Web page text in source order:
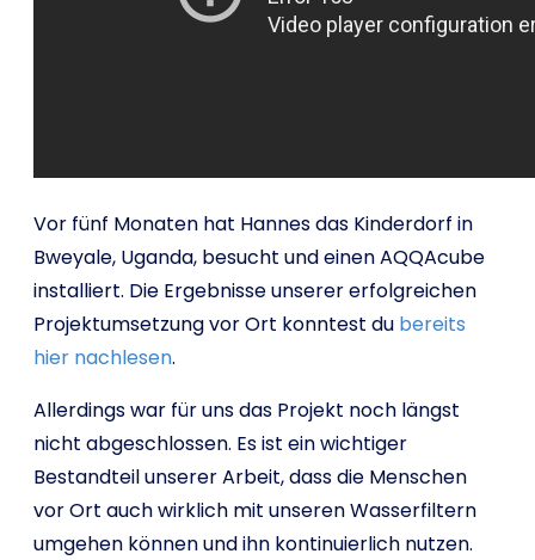
Vor fünf Monaten hat Hannes das Kinderdorf in
Bweyale, Uganda, besucht und einen AQQAcube
installiert. Die Ergebnisse unserer erfolgreichen
Projektumsetzung vor Ort konntest du bereits
hier nachlesen.
Allerdings war für uns das Projekt noch längst
nicht abgeschlossen. Es ist ein wichtiger
Bestandteil unserer Arbeit, dass die Menschen
vor Ort auch wirklich mit unseren Wasserfiltern
umgehen können und ihn kontinuierlich nutzen.